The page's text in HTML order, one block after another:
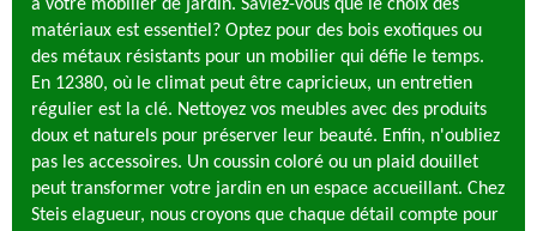
à votre mobilier de jardin. Saviez-vous que le choix des
matériaux est essentiel? Optez pour des bois exotiques ou
des métaux résistants pour un mobilier qui défie le temps.
En 12380, où le climat peut être capricieux, un entretien
régulier est la clé. Nettoyez vos meubles avec des produits
doux et naturels pour préserver leur beauté. Enfin, n'oubliez
pas les accessoires. Un coussin coloré ou un plaid douillet
peut transformer votre jardin en un espace accueillant. Chez
Steis elagueur, nous croyons que chaque détail compte pour